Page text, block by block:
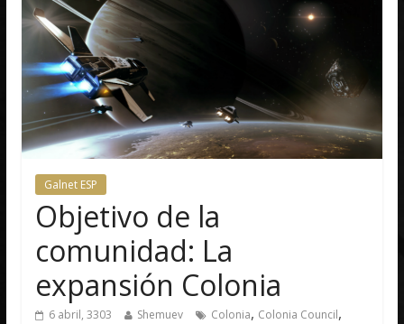
Galnet ESP
Objetivo de la
comunidad: La
expansión Colonia
6 abril, 3303 Shemuev Colonia, Colonia Council,